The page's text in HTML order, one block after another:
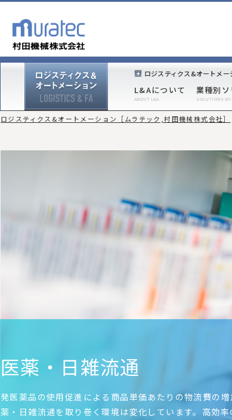
ロジスティクス&オートメー
L&Aについて 業種別
ロジスティクス&オートメーション［ムラテック,村田機械株式会社］
医薬・日雑流通
発医薬品の使用促進による商品単価あたりの物流費の
薬・日雑流通を取り巻く環境は変化しています。高効